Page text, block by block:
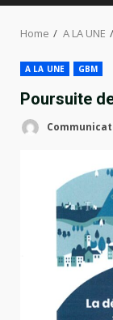
Home A LA UNE
A LA UNE GBM
Poursuite